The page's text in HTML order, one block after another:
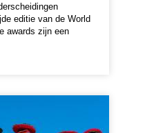
editie van de World
awards zijn een